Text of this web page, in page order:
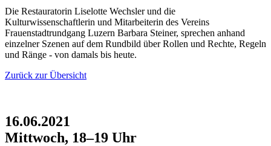
Die Restauratorin Liselotte Wechsler und die
Kulturwissenschaftlerin und Mitarbeiterin des Vereins
Frauenstadtrundgang Luzern Barbara Steiner, sprechen anhand
einzelner Szenen auf dem Rundbild über Rollen und Rechte, Regeln
und Ränge - von damals bis heute.
Zurück zur Übersicht
16.06.2021
Mittwoch, 18–19 Uhr